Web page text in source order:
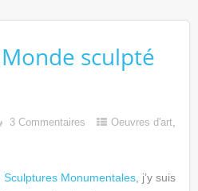
sculpté
3 Commentaires Oeuvres d'art,
Sculptures Monumentales, j’y suis